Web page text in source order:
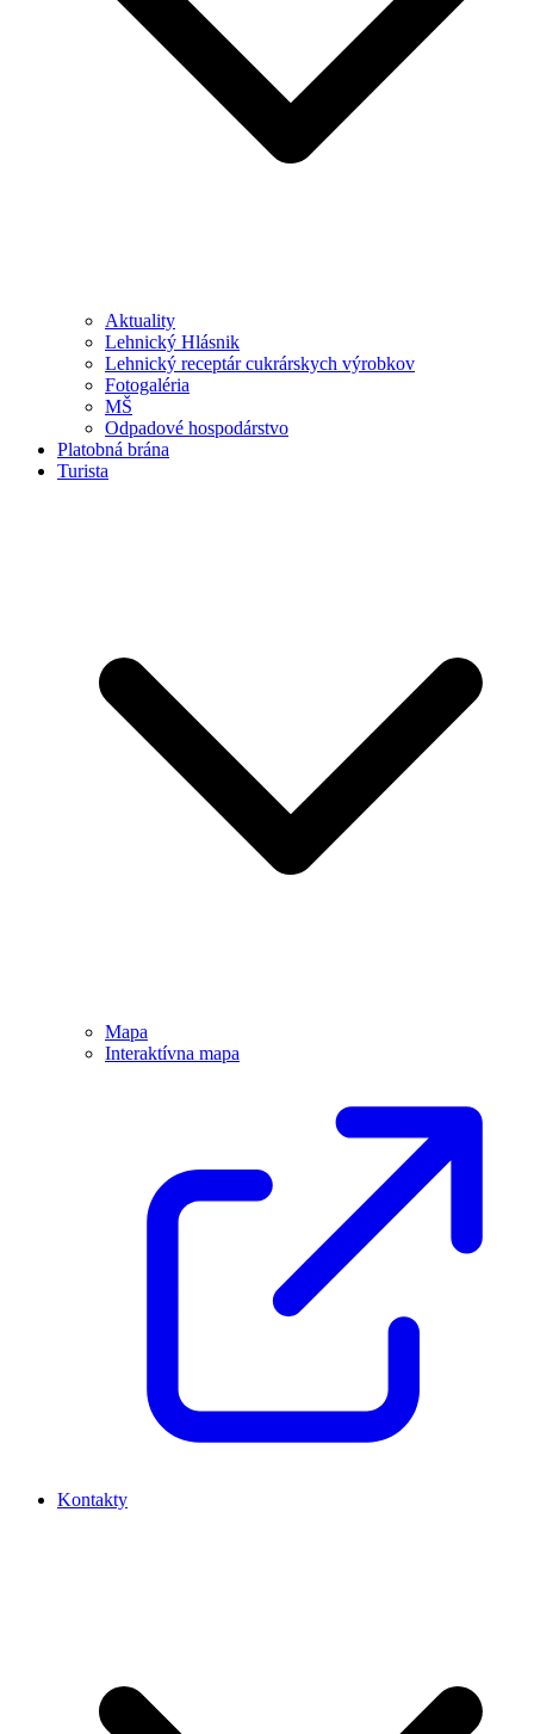
Aktuality
Lehnický Hlásnik
Lehnický receptár cukrárskych výrobkov
Fotogaléria
MŠ
Odpadové hospodárstvo
Platobná brána
Turista
Mapa
Interaktívna mapa
Kontakty